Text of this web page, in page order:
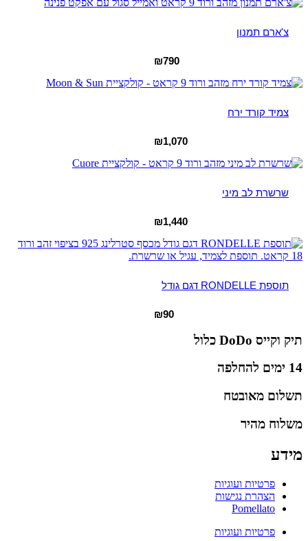
צ'ארם תמנון
₪790
צמיד קורד ירח
₪1,070
שרשרת לב מיני
₪1,440
תוספת RONDELLE דגם גודל
₪90
תיק וקייס DoDo כלול
14 ימים להחלפה
תשלום מאובטח
משלוח מהיר
מידע
פרטיות ועוגיות
הצהרת נגישות
Pomellato
פרטיות ועוגיות